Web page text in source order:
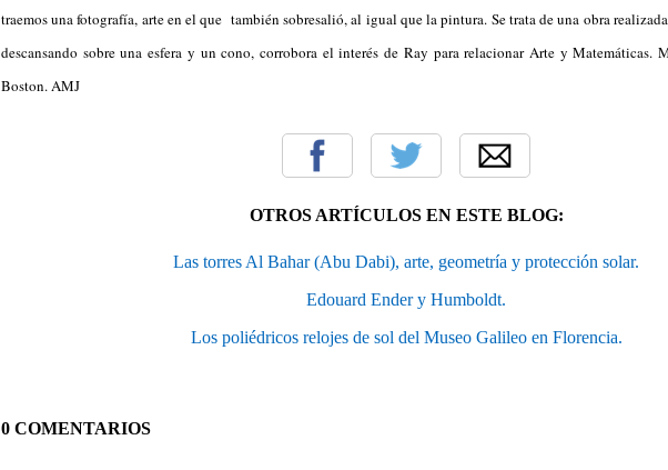
traemos una fotografía, arte en el que también sobresalió, al igual que la pintura. Se trata de una obra
descansando sobre una esfera y un cono, corrobora el interés de Ray para relacionar Arte y Matemáticas.
Boston. AMJ
OTROS ARTÍCULOS EN ESTE BLOG:
Las torres Al Bahar (Abu Dabi), arte, geometría y protección solar.
Edouard Ender y Humboldt.
Los poliédricos relojes de sol del Museo Galileo en Florencia.
0 COMENTARIOS